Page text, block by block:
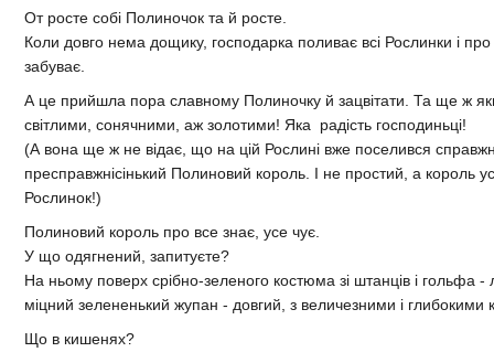
От росте собі Полиночок та й росте.
Коли довго нема дощику, господарка поливає всі Рослинки і
забуває.
А це прийшла пора славному Полиночку й зацвітати. Та ще ж
світлими, сонячними, аж золотими! Яка радість господиньці!
(А вона ще ж не відає, що на цій Рослині вже поселився
пресправжнісінький Полиновий король. І не простий, а король
Рослинок!)
Полиновий король про все знає, усе чує.
У що одягнений, запитуєте?
На ньому поверх срібно-зеленого костюма зі штанців і гольфа -
міцний зелененький жупан - довгий, з величезними і
Що в кишенях?